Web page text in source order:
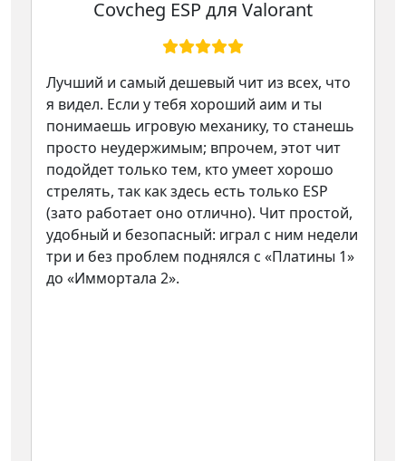
Covcheg ESP для Valorant
Лучший и самый дешевый чит из всех, что
я видел. Если у тебя хороший аим и ты
понимаешь игровую механику, то станешь
просто неудержимым; впрочем, этот чит
подойдет только тем, кто умеет хорошо
стрелять, так как здесь есть только ESP
(зато работает оно отлично). Чит простой,
удобный и безопасный: играл с ним недели
три и без проблем поднялся с «Платины 1»
до «Иммортала 2».